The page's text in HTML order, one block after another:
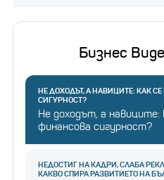
Бизнес
НЕ ДОХОДЪТ, А НАВИЦИТЕ: КАК
СИГУРНОСТ?
Не доходът, а навиците:
финансова сигурност?
НЕДОСТИГ НА КАДРИ, СЛАБА
КАКВО СПИРА РАЗВИТИЕТО НА